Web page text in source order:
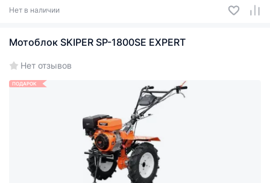
Дифференциал: нет
Нет в наличии
Мотоблок SKIPER SP-1800SE EXPERT
Нет отзывов
ПОДАРОК